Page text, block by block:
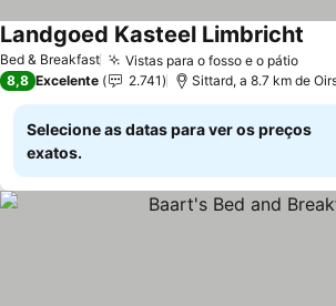
Bed & Breakfast Vistas para o fosso e o pátio
Landgoed Kasteel Limbricht
8,8 Excelente 2.741 Sittard, a 8.7 km de
Selecione as datas para ver os preços
exatos.